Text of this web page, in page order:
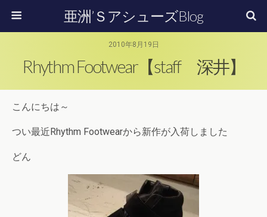
亜洲’ＳアシューズBlog
2010年8月19日
Rhythm Footwear【staff 深井】
こんにちは～
つい最近Rhythm Footwearから新作が入荷しました
どん